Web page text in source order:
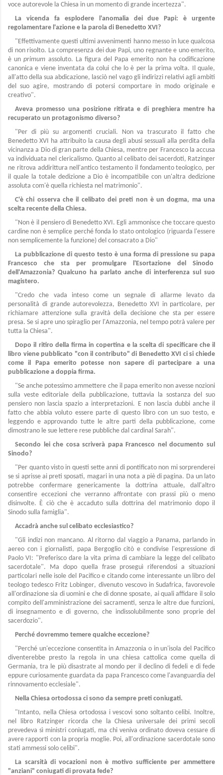
voce autorevole la Chiesa in un momento di grande incertezza".
La vicenda fa esplodere l'anomalia dei due Papi: è urgente
regolamentare l'azione e la parola di Benedetto XVI?
"Effettivamente questi ultimi avvenimenti hanno messo in luce qualcosa
di non risolto. La compresenza dei due Papi, uno regnante e uno emerito,
è unprimum assoluto. La figura del Papa emerito non ha codificazione
canonica e viene inventata da colui che lo è per la prima volta. Il quale,
all'atto della sua abdicazione, lasciò nel vago gli indirizzi relativi agli ambiti
del suo agire, mostrando di potersi comportare in modo originale e
creativo".
Aveva promesso una posizione ritirata e di preghiera mentre ha
recuperato un protagonismo diverso?
"Per di più su argomenti cruciali. Non va trascurato il fatto che
Benedetto XVI ha attribuito la causa degli abusi sessuali alla perdita della
vicinanza a Dio di gran parte della Chiesa, mentre per Francesco la accusa
va individuata nel clericalismo. Quanto al celibato dei sacerdoti, Ratzinger
ne ritrova addirittura nell'antico testamento il fondamento teologico, per
il quale la totale dedizione a Dio è incompatibile con un'altra dedizione
assoluta com'è quella richiesta nel matrimonio".
C'è chi osserva che il celibato dei preti non è un dogma, ma una
scelta recente della Chiesa.
"Non è il pensiero di Benedetto XVI. Egli ammonisce che toccare questo
cardine non è semplice perché fonda lo stato ontologico (riguarda l'essere
non semplicemente la funzione) del consacrato a Dio"
La pubblicazione di questo testo è una forma di pressione su papa
Francesco che sta per promulgare l'Esortazione del Sinodo
dell'Amazzonia? Qualcuno ha parlato anche di interferenza sul suo
magistero.
"Credo che vada inteso come un segnale di allarme levato da
personalità di grande autorevolezza, Benedetto XVI in particolare, per
richiamare attenzione sulla gravità della decisione che sta per essere
presa. Se si apre uno spiraglio per l'Amazzonia, nel tempo potrà valere per
tutta la Chiesa".
Dopo il ritiro della firma in copertina e la scelta di specificare che il
libro viene pubblicato "con il contributo" di Benedetto XVI ci si chiede
come il Papa emerito potesse non sapere di partecipare a una
pubblicazione a doppia firma.
"Se anche potessimo ammettere che il papa emerito non avesse nozioni
sulla veste editoriale della pubblicazione, tuttavia la sostanza del suo
pensiero non lascia spazio a interpretazioni. E non lascia dubbi anche il
fatto che abbia voluto essere parte di questo libro con un suo testo, e
leggendo e approvando tutte le altre parti della pubblicazione, come
dimostrano le sue lettere rese pubbliche dal cardinal Sarah".
Secondo lei che cosa scriverà papa Francesco nel documento sul
Sinodo?
"Per quanto visto in questi sette anni di pontificato non mi sorprenderei
se si aprisse ai preti sposati, magari in una nota a piè di pagina. Da un lato
potrebbe confermare genericamente la dottrina attuale, dall'altro
consentire eccezioni che verranno affrontate con prassi più o meno
disinvolte. È ciò che è accaduto sulla dottrina del matrimonio dopo il
Sinodo sulla famiglia".
Accadrà anche sul celibato ecclesiastico?
"Gli indizi non mancano. Al ritorno dal viaggio a Panama, parlando in
aereo con i giornalisti, papa Bergoglio citò e condivise l'espressione di
Paolo VI: "Preferisco dare la vita prima di cambiare la legge del celibato
sacerdotale". Ma dopo quella frase proseguì riferendosi a situazioni
particolari nelle isole del Pacifico e citando come interessante un libro del
teologo tedesco Fritz Lobinger, divenuto vescovo in Sudafrica, favorevole
all'ordinazione sia di uomini e che di donne sposate, ai quali affidare il solo
compito dell'amministrazione dei sacramenti, senza le altre due funzioni,
di insegnamento e di governo, che indissolubilmente sono proprie del
sacerdozio".
Perché dovremmo temere qualche eccezione?
"Perché un'eccezione consentita in Amazzonia o in un'isola del Pacifico
diventerebbe presto la regola in una chiesa cattolica come quella di
Germania, tra le più disastrate al mondo per il declino di fedeli e di fede
eppure curiosamente guardata da papa Francesco come l'avanguardia del
rinnovamento ecclesiale".
Nella Chiesa ortodossa ci sono da sempre preti coniugati.
"Intanto, nella Chiesa ortodossa i vescovi sono soltanto celibi. Inoltre,
nel libro Ratzinger ricorda che la Chiesa universale dei primi secoli
prevedeva sì ministri coniugati, ma chi veniva ordinato doveva cessare di
avere rapporti con la propria moglie. Poi, all'ordinazione sacerdotale sono
stati ammessi solo celibi".
La scarsità di vocazioni non è motivo sufficiente per ammettere
"anziani" coniugati di provata fede?